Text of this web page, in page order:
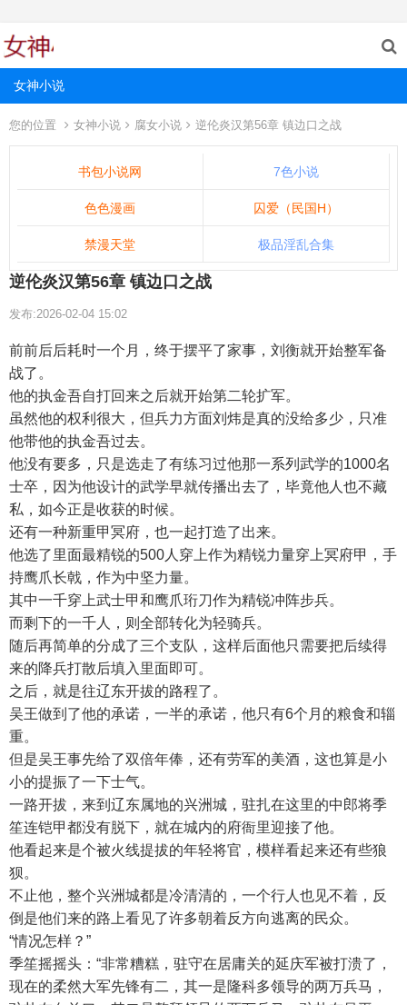
女神小说
您的位置 女神小说 腐女小说 逆伦炎汉第56章 镇边口之战
书包小说网 7色小说
色色漫画 囚爱（民国H）
禁漫天堂 极品淫乱合集
逆伦炎汉第56章 镇边口之战
发布:2026-02-04 15:02
前前后后耗时一个月，终于摆平了家事，刘衡就开始整军备
战了。
他的执金吾自打回来之后就开始第二轮扩军。
虽然他的权利很大，但兵力方面刘炜是真的没给多少，只准
他带他的执金吾过去。
他没有要多，只是选走了有练习过他那一系列武学的1000名
士卒，因为他设计的武学早就传播出去了，毕竟他人也不藏
私，如今正是收获的时候。
还有一种新重甲冥府，也一起打造了出来。
他选了里面最精锐的500人穿上作为精锐力量穿上冥府甲，手
持鹰爪长戟，作为中坚力量。
其中一千穿上武士甲和鹰爪珩刀作为精锐冲阵步兵。
而剩下的一千人，则全部转化为轻骑兵。
随后再简单的分成了三个支队，这样后面他只需要把后续得
来的降兵打散后填入里面即可。
之后，就是往辽东开拔的路程了。
吴王做到了他的承诺，一半的承诺，他只有6个月的粮食和辎
重。
但是吴王事先给了双倍年俸，还有劳军的美酒，这也算是小
小的提振了一下士气。
一路开拔，来到辽东属地的兴洲城，驻扎在这里的中郎将季
笙连铠甲都没有脱下，就在城内的府衙里迎接了他。
他看起来是个被火线提拔的年轻将官，模样看起来还有些狼
狈。
不止他，整个兴洲城都是冷清清的，一个行人也见不着，反
倒是他们来的路上看见了许多朝着反方向逃离的民众。
“情况怎样？”
季笙摇摇头：“非常糟糕，驻守在居庸关的延庆军被打溃了，
现在的柔然大军先锋有二，其一是隆科多领导的两万兵马，